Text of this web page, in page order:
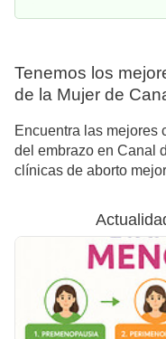
Tenemos los
de la Mujer de
Encuentra las mejores
del embrazo en Canal
clínicas de aborto